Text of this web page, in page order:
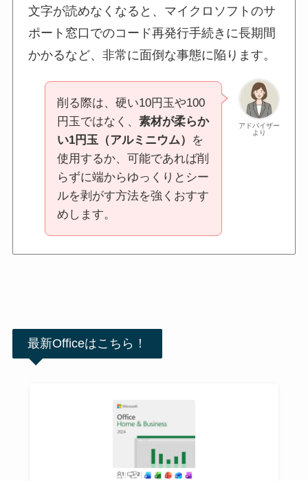
文字が読めなくなると、マイクロソフトのサ
ポート窓口でのコード再発行手続きに長期間
かかるなど、非常に面倒な事態に陥ります。
アドバイザー
より
削る際は、硬い10円玉や100
円玉ではなく、素材が柔らか
い1円玉（アルミニウム） を
使用するか、可能であれば削
らずに端からゆっくりとシー
ルを剥がす方法を強くおすす
めします。
最新Officeはこちら！